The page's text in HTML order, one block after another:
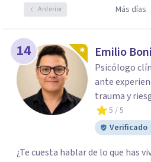
Anterior Más días
14 Emilio
Psicólogo
ante
trauma y
5 / 5
Verificado
¿Te cuesta hablar de lo que has